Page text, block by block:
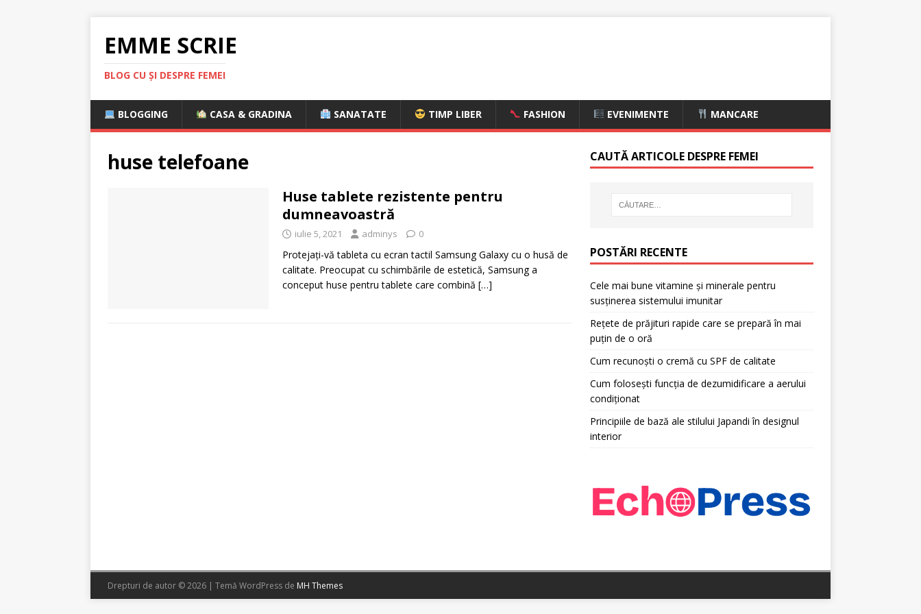
EMME SCRIE
BLOG CU ȘI DESPRE FEMEI
BLOGGING CASA & GRADINA SANATATE TIMP LIBER FASHION EVENIMENTE MANCARE
huse telefoane
Huse tablete rezistente pentru
dumneavoastră
iulie 5, 2021 adminys 0
Protejați-vă tableta cu ecran tactil Samsung Galaxy cu o husă de
calitate. Preocupat cu schimbările de estetică, Samsung a
conceput huse pentru tablete care combină […]
CAUTĂ ARTICOLE DESPRE FEMEI
POSTĂRI RECENTE
Cele mai bune vitamine și minerale pentru
susținerea sistemului imunitar
Rețete de prăjituri rapide care se prepară în mai
puțin de o oră
Cum recunoști o cremă cu SPF de calitate
Cum folosești funcția de dezumidificare a aerului
condiționat
Principiile de bază ale stilului Japandi în designul
interior
Drepturi de autor © 2026 | Temă WordPress de MH Themes